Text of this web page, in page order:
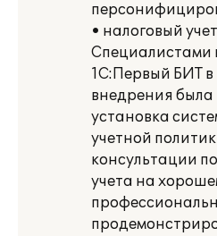
• налоговый
Специалистами
1С:Первый БИТ в
внедрения была
установка
учетной
консультации
учета на